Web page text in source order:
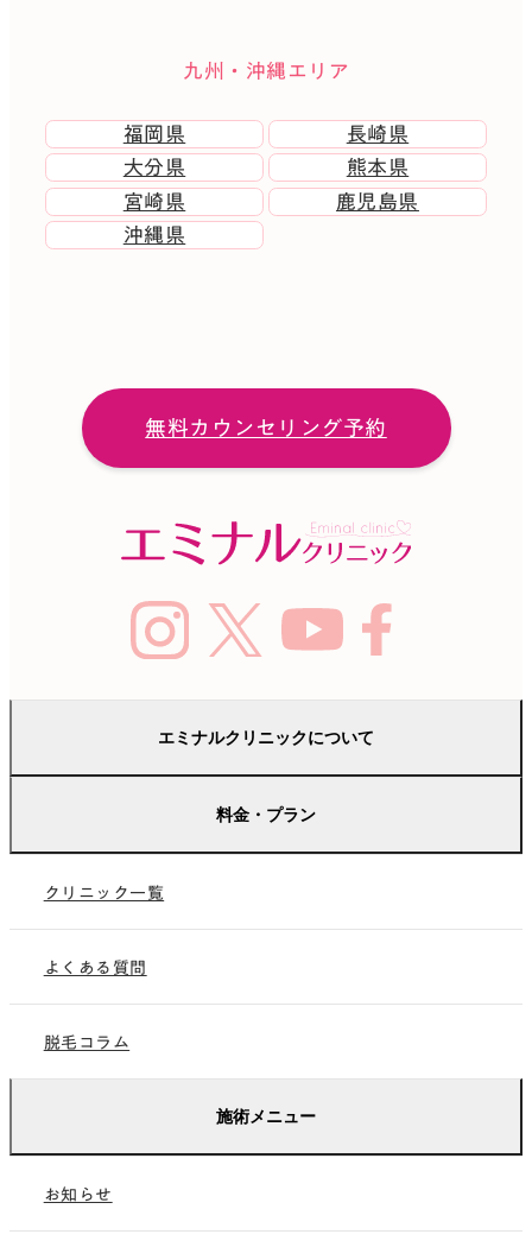
九州・沖縄エリア
福岡県
長崎県
大分県
熊本県
宮崎県
鹿児島県
沖縄県
無料カウンセリング予約
エミナルクリニックについて
保護者の方へ
総院長紹介
料金・プラン
のりかえプラン
ペア限定プラン
クリニック一覧
よくある質問
脱毛コラム
施術メニュー
お知らせ